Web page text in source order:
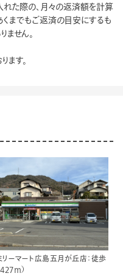
た際の、月々の返済額を計算
までもご返済の目安にするも
せん。
す。
リーマート広島五月が丘店：徒歩
ｍ）